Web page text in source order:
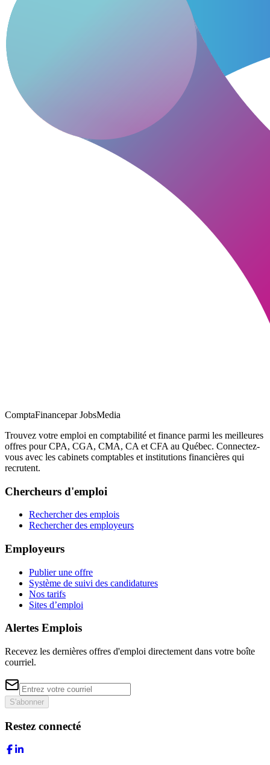
ComptaFinancepar JobsMedia
Trouvez votre emploi en comptabilité et finance parmi les meilleures
offres pour CPA, CGA, CMA, CA et CFA au Québec. Connectez-
vous avec les cabinets comptables et institutions financières qui
recrutent.
Chercheurs d'emploi
Rechercher des emplois
Rechercher des employeurs
Employeurs
Publier une offre
Système de suivi des candidatures
Nos tarifs
Sites d’emploi
Alertes Emplois
Recevez les dernières offres d'emploi directement dans votre boîte
courriel.
S'abonner
Restez connecté